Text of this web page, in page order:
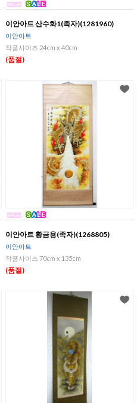
이안아트 산수화1(족자)(1281960)
이안아트
작품사이즈 24cm x 40cm
(품절)
이안아트 황금용(족자)(1268805)
이안아트
작품사이즈 70cm x 135cm
(품절)